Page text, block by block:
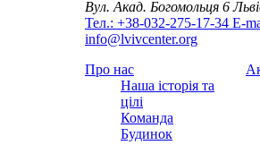
Вул. Акад. Богомольця 6
Тел.: +38-032-275-17-34 E-
info@lvivcenter.org
Про нас
Наша історія та
цілі
Команда
Будинок